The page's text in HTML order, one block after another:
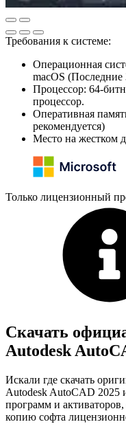
Требования к системе:
Операционная
macOS (Последние
Процессор: 64-
процессор.
Оперативная
рекомендуется)
Место на жестком
Только лицензионный
Скачать
Autodesk
Искали где скачать
Autodesk AutoCAD 2025
программ и
копию софта